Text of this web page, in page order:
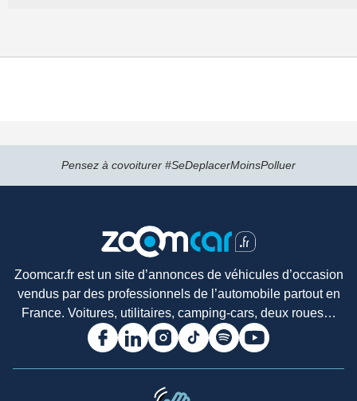
Pensez à covoiturer #SeDeplacerMoinsPolluer
Zoomcar.fr est un site d’annonces de véhicules d’occasion
vendus par des professionnels de l’automobile partout en
France. Voitures, utilitaires, camping-cars, deux roues…